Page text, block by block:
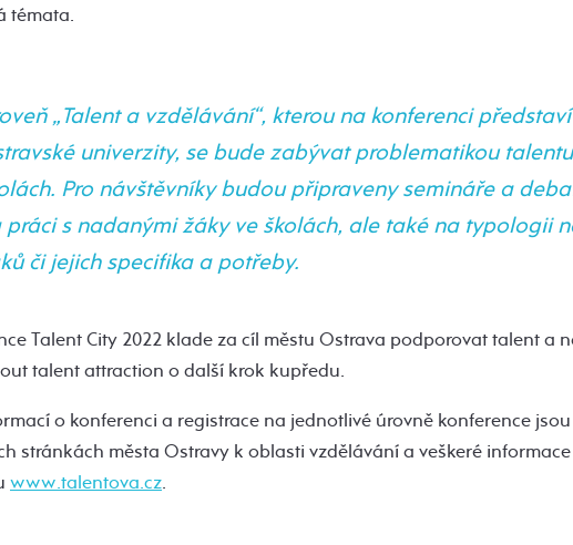
témata.
„Talent a vzdělávání“, kterou na konferenci
univerzity, se bude zabývat problematikou
Pro návštěvníky budou připraveny semináře a
práci s nadanými žáky ve školách, ale také na typologii
či jejich specifika a potřeby.
Talent City 2022 klade za cíl městu Ostrava podporovat talent a
talent attraction o další krok kupředu.
o konferenci a registrace na jednotlivé úrovně konference
stránkách města Ostravy k oblasti vzdělávání a veškeré
www.talentova.cz.